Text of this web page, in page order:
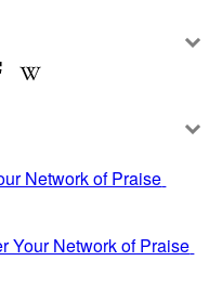
Network of Praise
Your Network of Praise